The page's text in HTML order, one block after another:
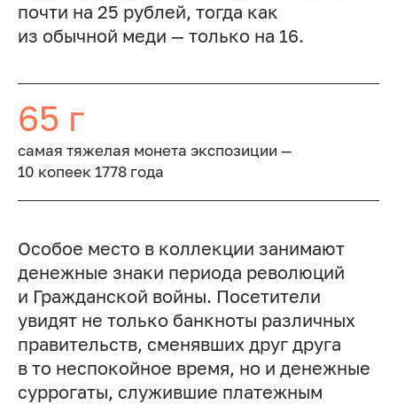
почти на 25 рублей, тогда как
из обычной меди — только на 16.
65 г
cамая тяжелая монета экспозиции —
10 копеек 1778 года
Особое место в коллекции занимают
денежные знаки периода революций
и Гражданской войны. Посетители
увидят не только банкноты различных
правительств, сменявших друг друга
в то неспокойное время, но и денежные
суррогаты, служившие платежным